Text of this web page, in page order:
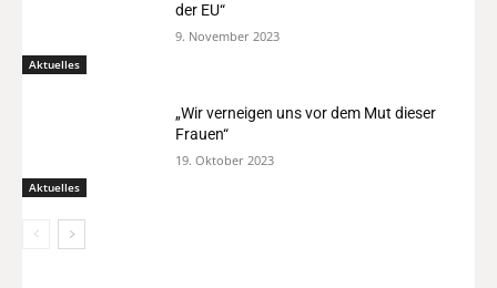
Aktuelles
der EU“
9. November 2023
Aktuelles
„Wir verneigen uns vor dem Mut dieser
Frauen“
19. Oktober 2023